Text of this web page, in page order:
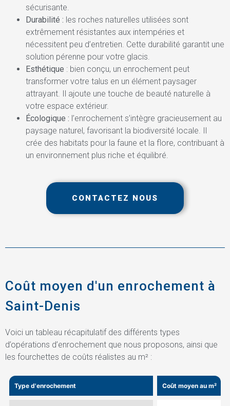
sécurisante.
Durabilité : les roches naturelles utilisées sont
extrêmement résistantes aux intempéries et
nécessitent peu d’entretien. Cette durabilité garantit une
solution pérenne pour votre glacis.
Esthétique : bien conçu, un enrochement peut
transformer votre talus en un élément paysager
attrayant. Il ajoute une touche de beauté naturelle à
votre espace extérieur.
Écologique : l’enrochement s’intègre gracieusement au
paysage naturel, favorisant la biodiversité locale. Il
crée des habitats pour la faune et la flore, contribuant à
un environnement plus riche et équilibré.
CONTACTEZ NOUS
Coût moyen d'un enrochement à
Saint-Denis
Voici un tableau récapitulatif des différents types
d’opérations d’enrochement que nous proposons, ainsi que
les fourchettes de coûts réalistes au m² :
Type d'enrochement Coût moyen au m²